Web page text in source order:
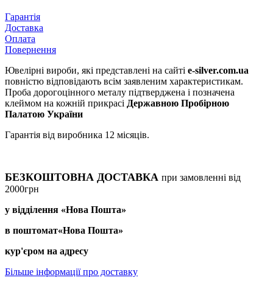
Гарантія
Доставка
Оплата
Повернення
Ювелірні вироби, які представлені на сайті e-silver.com.ua
повністю відповідають всім заявленим характеристикам.
Проба дорогоцінного металу підтверджена і позначена
клеймом на кожній прикрасі Державною Пробірною
Палатою України
Гарантія від виробника 12 місяців.
БЕЗКОШТОВНА ДОСТАВКА при замовленні від
2000грн
у відділення «Нова Пошта»
в поштомат«Нова Пошта»
кур'єром на адресу
Більше інформації про доставку